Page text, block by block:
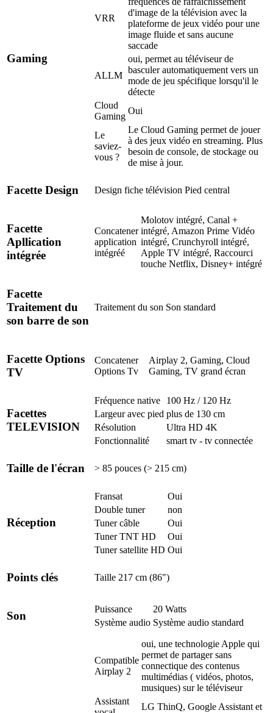
Gaming
VRR
d'image de la télévision avec la
plateforme de jeux vidéo pour une
image fluide et sans aucune
saccade
ALLM
oui, permet au téléviseur de
basculer automatiquement vers un
mode de jeu spécifique lorsqu'il le
détecte
Cloud
Gaming
Oui
Le
saviez-
vous ?
Le Cloud Gaming permet de jouer
à des jeux vidéo en streaming. Plus
besoin de console, de stockage ou
de mise à jour.
Facette Design Design fiche télévision Pied central
Facette
Apllication
intégrée
Concatener
application
intégréé
Molotov intégré, Canal +
intégré, Amazon Prime Vidéo
intégré, Crunchyroll intégré,
Apple TV intégré, Raccourci
touche Netflix, Disney+ intégré
Facette
Traitement du
son barre de son
Traitement du son Son standard
Facette Options
TV
Concatener
Options Tv
Airplay 2, Gaming, Cloud
Gaming, TV grand écran
Facettes
TELEVISION
Fréquence native
100 Hz / 120 Hz
Largeur avec pied plus de 130 cm
Résolution
Ultra HD 4K
Fonctionnalité
smart tv - tv connectée
Taille de l'écran > 85 pouces (> 215 cm)
Réception
Fransat
Oui
Double tuner
non
Tuner câble
Oui
Tuner TNT HD
Oui
Tuner satellite HD Oui
Points clés Taille 217 cm (86")
Son
Puissance
20 Watts
Système audio Système audio standard
Compatible
Airplay 2
oui, une technologie Apple qui
permet de partager sans
connectique des contenus
multimédias ( vidéos, photos,
musiques) sur le téléviseur
Assistant
LG ThinQ, Google Assistant et